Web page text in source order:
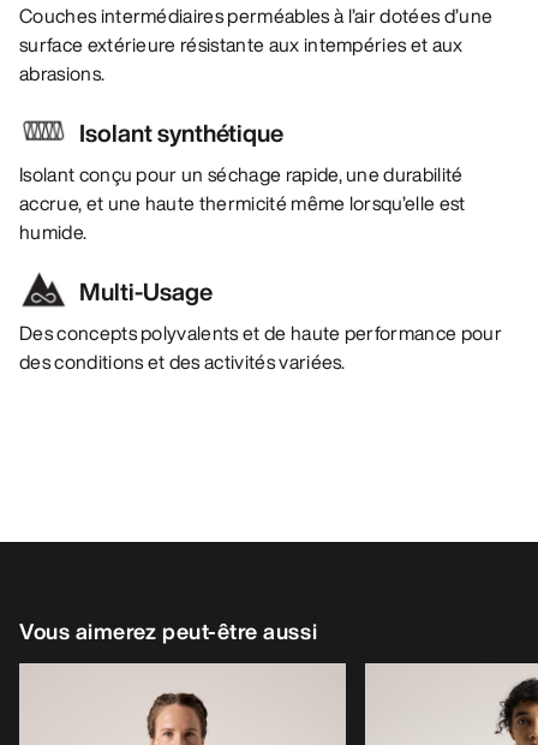
Couches intermédiaires perméables à l’air dotées d’une
surface extérieure résistante aux intempéries et aux
abrasions.
Isolant synthétique
Isolant conçu pour un séchage rapide, une durabilité
accrue, et une haute thermicité même lorsqu’elle est
humide.
Multi-Usage
Des concepts polyvalents et de haute performance pour
des conditions et des activités variées.
Vous aimerez peut-être aussi